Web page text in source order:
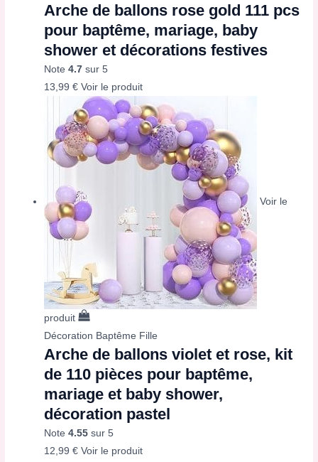
Arche de ballons rose gold 111 pcs
pour baptême, mariage, baby
shower et décorations festives
Note4.7 sur 5
13,99€ Voir le produit
Voir le
produit
Décoration Baptême Fille
Arche de ballons violet et rose, kit
de 110 pièces pour baptême,
mariage et baby shower,
décoration pastel
Note4.55 sur 5
12,99€ Voir le produit